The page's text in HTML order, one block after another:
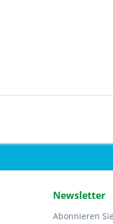
Newsletter
Abonnieren